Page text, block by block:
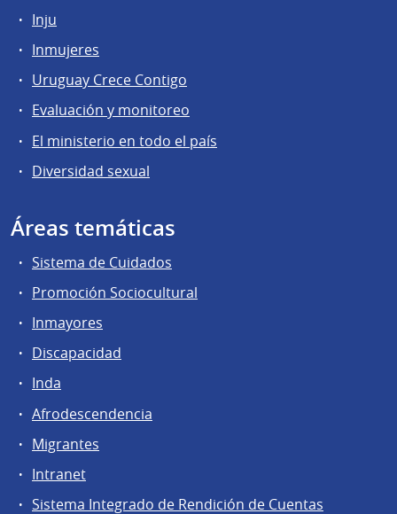
Inju
Inmujeres
Uruguay Crece Contigo
Evaluación y monitoreo
El ministerio en todo el país
Diversidad sexual
Áreas temáticas
Sistema de Cuidados
Promoción Sociocultural
Inmayores
Discapacidad
Inda
Afrodescendencia
Migrantes
Intranet
Sistema Integrado de Rendición de Cuentas